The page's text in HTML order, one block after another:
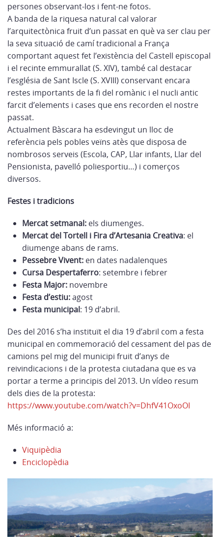
persones observant-los i fent-ne fotos.
A banda de la riquesa natural cal valorar
l’arquitectònica fruit d’un passat en què va ser clau per
la seva situació de camí tradicional a França
comportant aquest fet l’existència del Castell episcopal
i el recinte emmurallat (S. XIV), també cal destacar
l’església de Sant Iscle (S. XVIII) conservant encara
restes importants de la fi del romànic i el nucli antic
farcit d’elements i cases que ens recorden el nostre
passat.
Actualment Bàscara ha esdevingut un lloc de
referència pels pobles veïns atès que disposa de
nombrosos serveis (Escola, CAP, Llar infants, Llar del
Pensionista, pavelló poliesportiu…) i comerços
diversos.
Festes i tradicions
Mercat setmanal: els diumenges.
Mercat del Tortell i Fira d’Artesania Creativa: el
diumenge abans de rams.
Pessebre Vivent: en dates nadalenques
Cursa Despertaferro: setembre i febrer
Festa Major: novembre
Festa d’estiu:agost
Festa municipal: 19 d’abril.
Des del 2016 s’ha instituït el dia 19 d’abril com a festa
municipal en commemoració del cessament del pas de
camions pel mig del municipi fruit d’anys de
reivindicacions i de la protesta ciutadana que es va
portar a terme a principis del 2013. Un vídeo resum
dels dies de la protesta:
https://www.youtube.com/watch?v=DhfV41OxoOI
Més informació a:
Viquipèdia
Enciclopèdia